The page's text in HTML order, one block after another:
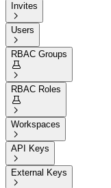
Invites

Users

RBAC Groups


RBAC Roles


Workspaces

API Keys

External Keys
